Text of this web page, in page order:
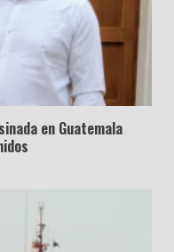
en Guatemala